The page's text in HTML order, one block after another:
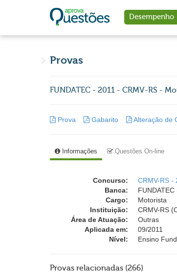
Desempenho
Provas
FUNDATEC - 2011 - CRMV-RS -
Prova Gabarito Alteração de
Informações Questões On-line
Concurso:
CRMV-RS -
Banca:
Cargo:
Motorista
Instituição:
CRMV-RS
Área de Atuação:
Outras
Aplicada em:
09/2011
Nível:
Ensino
Provas relacionadas (266)